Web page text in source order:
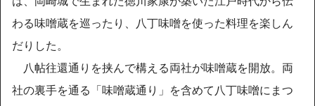
わる味噌蔵を巡ったり、八丁味噌を使った料理を楽しん
だりした。
八帖往還通りを挟んで構える両社が味噌蔵を開放。両
社の裏手を通る「味噌蔵通り」を含めて八丁味噌にまつ